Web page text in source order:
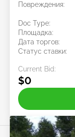
Повреждения:
Doc Type:
Площадка:
Дата торгов:
Статус ставки:
Current Bid:
$0